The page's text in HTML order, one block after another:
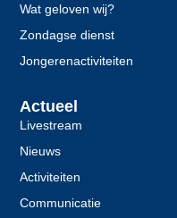
Wat geloven wij?
Zondagse dienst
Jongerenactiviteiten
Actueel
Livestream
Nieuws
Activiteiten
Communicatie